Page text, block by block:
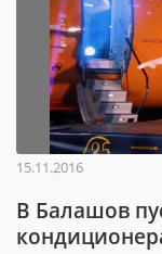
15.11.2016
В Балашов